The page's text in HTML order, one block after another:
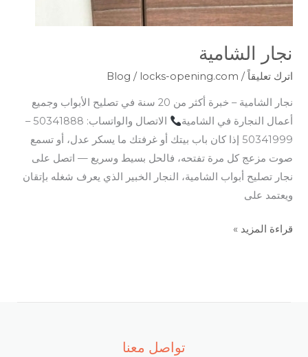
نجار الشامية
اترك تعليقاً /
Blog / locks-opening.com
نجار الشامية – خبرة أكثر من 20 سنة في تصليح الأبواب وجميع
أعمال النجارة في الشامية
الاتصال والواتساب: 50341888 –
50341999 إذا كان باب بيتك أو غرفتك ما يسكر عدل، أو تسمع
صوت مزعج كل مرة تفتحه، فالحل بسيط وسريع — اتصل على
نجار تصليح أبواب الشامية، النجار الخبير الذي يعرف شغله بإتقان
ويعتمد على
قراءة المزيد »
تواصل معنا